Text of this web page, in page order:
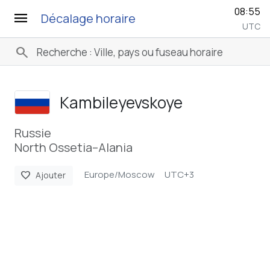
menu Décalage horaire 08:55
UTC
search
Kambileyevskoye
Russie
North Ossetia–Alania
favorite Ajouter Europe/Moscow UTC+3